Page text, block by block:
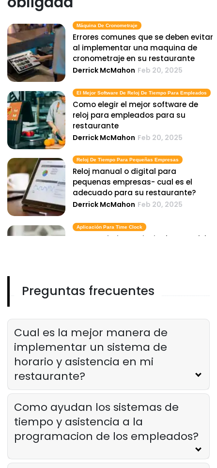
Máquina De Cronometraje
Errores comunes que se deben evitar
al implementar una maquina de
cronometraje en su restaurante
Derrick McMahon Feb 20, 2025
El Mejor Software De Reloj De Tiempo Para Empleados
Como elegir el mejor software de
reloj para empleados para su
restaurante
Derrick McMahon Feb 20, 2025
Reloj De Tiempo Para Pequeñas Empresas
Reloj manual o digital para
pequenas empresas- cual es el
adecuado para su restaurante?
Derrick McMahon Feb 20, 2025
Aplicación Para Time Clock
Caracteristicas principales que debe
Software Timeclock
servicio rapido
Derrick McMahon Feb 20, 2025
Preguntas frecuentes
Cual es la mejor manera de
implementar un sistema de
horario y asistencia en mi
restaurante?
Como ayudan los sistemas de
tiempo y asistencia a la
programacion de los empleados?